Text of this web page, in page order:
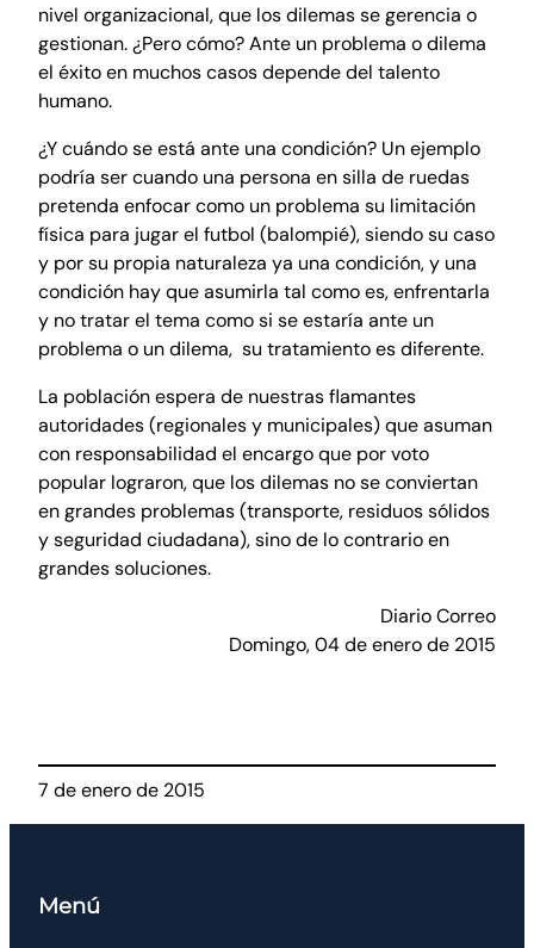
nivel organizacional, que los dilemas se gerencia o
gestionan. ¿Pero cómo? Ante un problema o dilema
el éxito en muchos casos depende del talento
humano.
¿Y cuándo se está ante una condición? Un ejemplo
podría ser cuando una persona en silla de ruedas
pretenda enfocar como un problema su limitación
física para jugar el futbol (balompié), siendo su caso
y por su propia naturaleza ya una condición, y una
condición hay que asumirla tal como es, enfrentarla
y no tratar el tema como si se estaría ante un
problema o un dilema, su tratamiento es diferente.
La población espera de nuestras flamantes
autoridades (regionales y municipales) que asuman
con responsabilidad el encargo que por voto
popular lograron, que los dilemas no se conviertan
en grandes problemas (transporte, residuos sólidos
y seguridad ciudadana), sino de lo contrario en
grandes soluciones.
Diario Correo
Domingo, 04 de enero de 2015
7 de enero de 2015
Menú